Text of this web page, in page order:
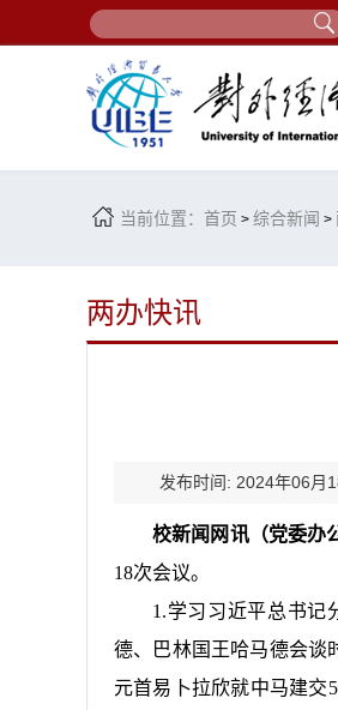
当前位置： 首页 > 综合新闻 >
两办快讯
发布时间: 2024年06月
校新闻网讯（党委办
18次会议。
1.学习习近平总书记
德、巴林国王哈马德会谈
元首易卜拉欣就中马建交